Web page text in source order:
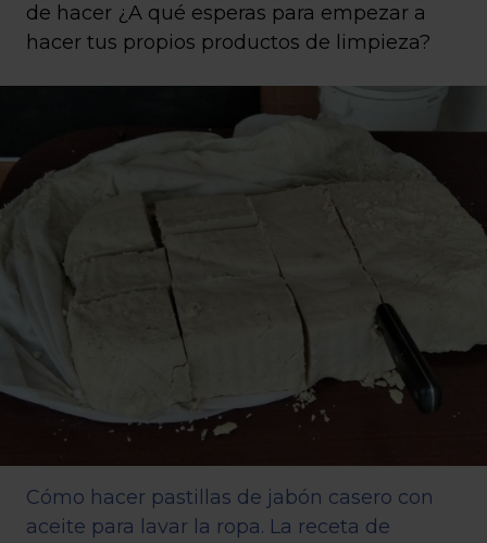
de hacer ¿A qué esperas para empezar a
hacer tus propios productos de limpieza?
Cómo hacer pastillas de jabón casero con
aceite para lavar la ropa. La receta de